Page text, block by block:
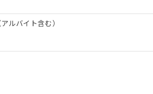
ルバイト含む）